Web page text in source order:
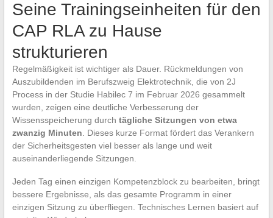
Seine Trainingseinheiten für den
CAP RLA zu Hause
strukturieren
Regelmäßigkeit ist wichtiger als Dauer. Rückmeldungen von
Auszubildenden im Berufszweig Elektrotechnik, die von 2J
Process in der Studie Habilec 7 im Februar 2026 gesammelt
wurden, zeigen eine deutliche Verbesserung der
Wissensspeicherung durch tägliche Sitzungen von etwa
zwanzig Minuten . Dieses kurze Format fördert das Verankern
der Sicherheitsgesten viel besser als lange und weit
auseinanderliegende Sitzungen.
Jeden Tag einen einzigen Kompetenzblock zu bearbeiten, bringt
bessere Ergebnisse, als das gesamte Programm in einer
einzigen Sitzung zu überfliegen. Technisches Lernen basiert auf